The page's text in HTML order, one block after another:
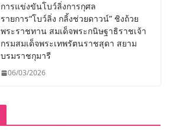
การแข่งขันโบว์ลิ่งการกุศล
รายการ“โบว์ลิ่ง กลิ้งช่วยดาวน์” ชิงถ้วย
พระราชทาน สมเด็จพระกนิษฐาธิราชเจ้า
กรมสมเด็จพระเทพรัตนราชสุดา สยาม
บรมราชกุมารี
06/03/2026